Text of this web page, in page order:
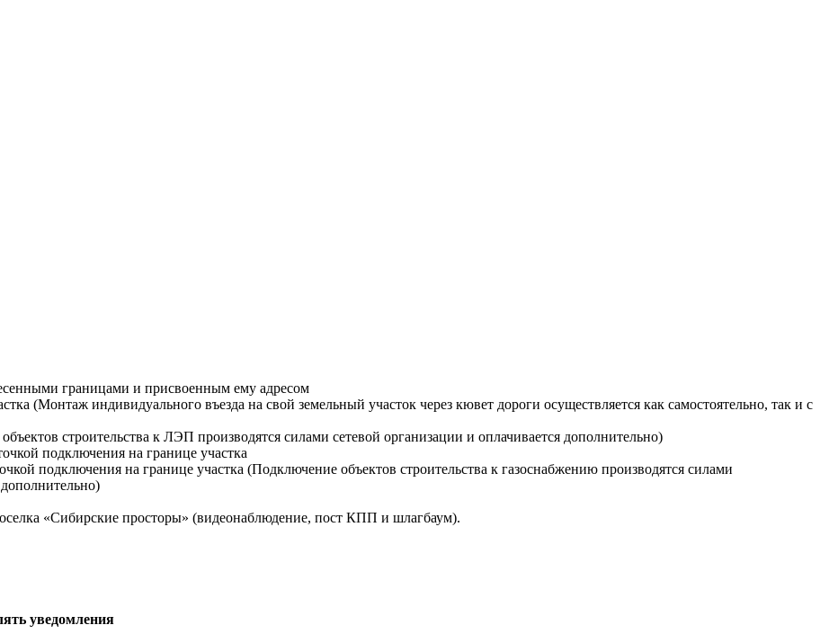
границами и присвоенным ему адресом
(Монтаж индивидуального въезда на свой земельный участок через кювет дороги осуществляется как самостоятельно, так и с
строительства к ЛЭП производятся силами сетевой организации и оплачивается дополнительно)
подключения на границе участка
подключения на границе участка (Подключение объектов строительства к газоснабжению производятся силами
«Сибирские просторы» (видеонаблюдение, пост КПП и шлагбаум).
уведомления